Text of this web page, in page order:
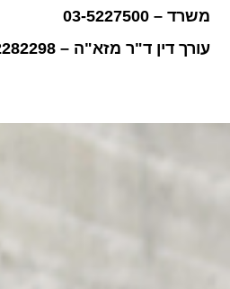
משרד – 03-5227500
עורך דין ד"ר מזא"ה – 054-2282298